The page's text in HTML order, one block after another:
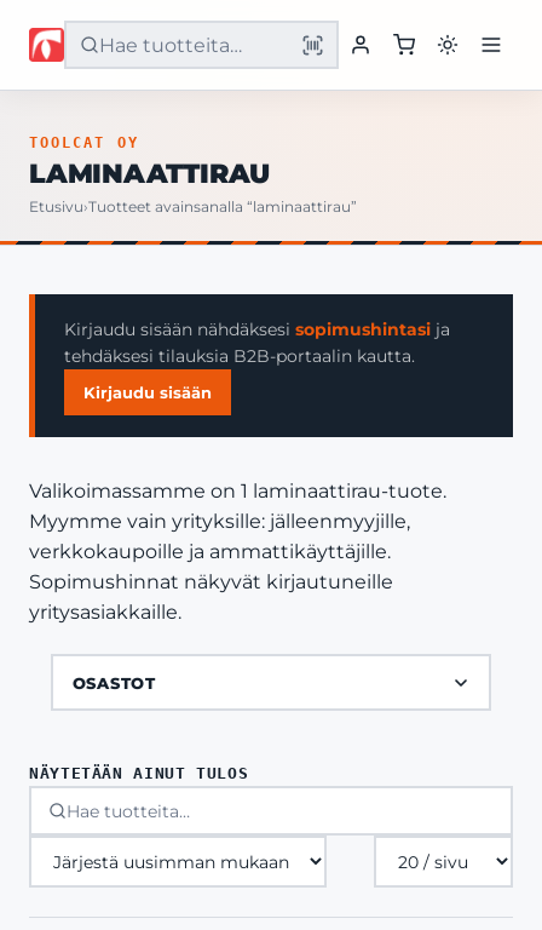
Etusivu
Yritys
Yhteystiedot
TOOLCAT OY
LAMINAATTIRAU
Etusivu›Tuotteet avainsanalla “laminaattirau”
Kirjaudu sisään nähdäksesi sopimushintasi ja
tehdäksesi tilauksia B2B-portaalin kautta.
Kirjaudu sisään
Valikoimassamme on 1 laminaattirau-tuote.
Myymme vain yrityksille: jälleenmyyjille,
verkkokaupoille ja ammattikäyttäjille.
Sopimushinnat näkyvät kirjautuneille
yritysasiakkaille.
OSASTOT
NÄYTETÄÄN AINUT TULOS
Tuotteita
sivulla